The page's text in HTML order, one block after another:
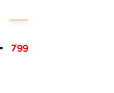
799